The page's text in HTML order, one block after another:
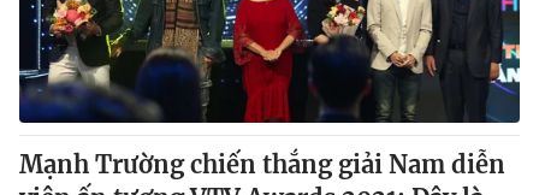
Mạnh Trường chiến thắng giải Nam diễn